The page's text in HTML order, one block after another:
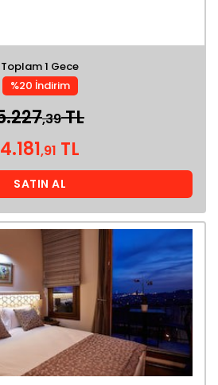
Toplam 1 Gece
%20 İndirim
,39TL
4.181,91 TL
SATIN AL